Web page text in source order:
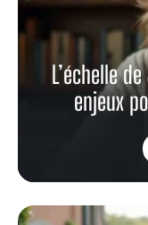
L’échelle
enjeux